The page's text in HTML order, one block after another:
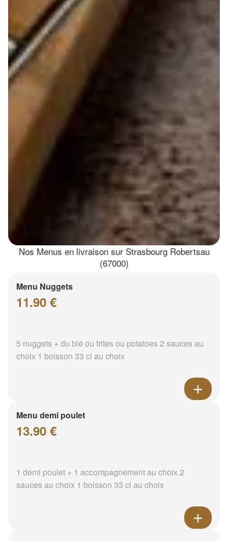
Nos Menus en livraison sur Strasbourg Robertsau
(67000)
Menu Nuggets
11.90 €
5 nuggets + du blé ou frites ou potatoes 2 sauces au
choix 1 boisson 33 cl au choix
Menu demi poulet
13.90 €
1 demi poulet + 1 accompagnement au choix 2
sauces au choix 1 boisson 33 cl au choix